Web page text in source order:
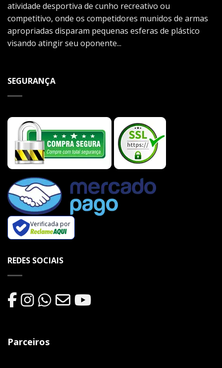
atividade desportiva de cunho recreativo ou
competitivo, onde os competidores munidos de armas
apropriadas disparam pequenas esferas de plástico
visando atingir seu oponente...
SEGURANÇA
Verificada por
REDES SOCIAIS
Parceiros